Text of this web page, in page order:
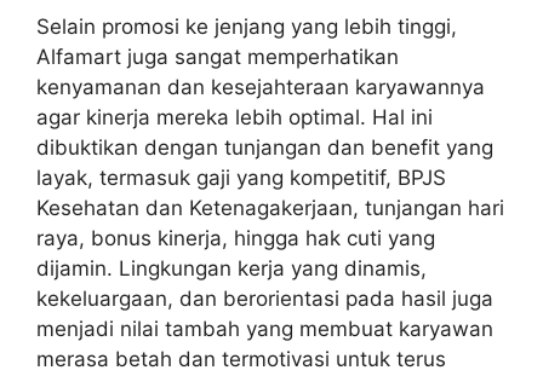
Selain promosi ke jenjang yang lebih tinggi,
Alfamart juga sangat memperhatikan
kenyamanan dan kesejahteraan karyawannya
agar kinerja mereka lebih optimal. Hal ini
dibuktikan dengan tunjangan dan benefit yang
layak, termasuk gaji yang kompetitif, BPJS
Kesehatan dan Ketenagakerjaan, tunjangan hari
raya, bonus kinerja, hingga hak cuti yang
dijamin. Lingkungan kerja yang dinamis,
kekeluargaan, dan berorientasi pada hasil juga
menjadi nilai tambah yang membuat karyawan
merasa betah dan termotivasi untuk terus